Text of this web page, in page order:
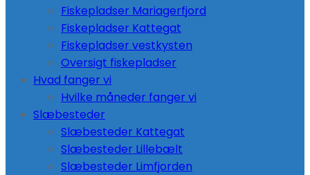
Fiskepladser Mariagerfjord
Fiskepladser Kattegat
Fiskepladser vestkysten
Oversigt fiskepladser
Hvad fanger vi
Hvilke måneder fanger vi
Slæbesteder
Slæbesteder Kattegat
Slæbesteder Lillebælt
Slæbesteder Limfjorden